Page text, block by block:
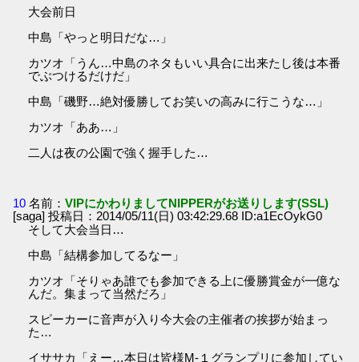
大会前日
中島「やっと明日だな…」
カツオ「うん…中島のネタもいい具合に出来たし後は本番
でぶつけるだけだ」
中島「磯野…絶対優勝してお笑いの高みに行こうな…」
カツオ「ああ…」
二人は夜の公園で強く握手した…
10 名前：VIPにかわりましてNIPPERがお送りします(SSL)
[saga] 投稿日：2014/05/11(日) 03:42:29.68 ID:a1EcOykG0
そして大会当日…
中島「結構参加してるなー」
カツオ「そりゃあ誰でも参加できる上に優勝賞金が一億な
んだ。集まって当然だろ」
スピーカーに音声が入り今大会の主催者の挨拶が始まっ
た…
イササカ「えー…本日は皆様M-１グランプリに参加してい